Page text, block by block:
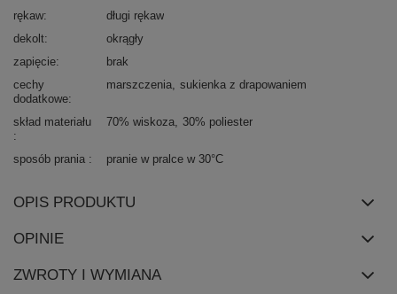
rękaw
długi rękaw
dekolt
okrągły
zapięcie
brak
cechy
dodatkowe
marszczenia sukienka z drapowaniem
skład materiału 70% wiskoza 30% poliester
sposób prania pranie w pralce w 30°C
OPIS PRODUKTU
OPINIE
ZWROTY I WYMIANA